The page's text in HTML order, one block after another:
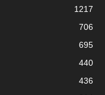
1217
706
695
440
436